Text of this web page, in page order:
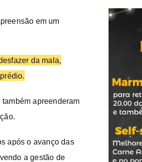
em um
da mala,
também apreenderam
após o avanço das
a gestão de